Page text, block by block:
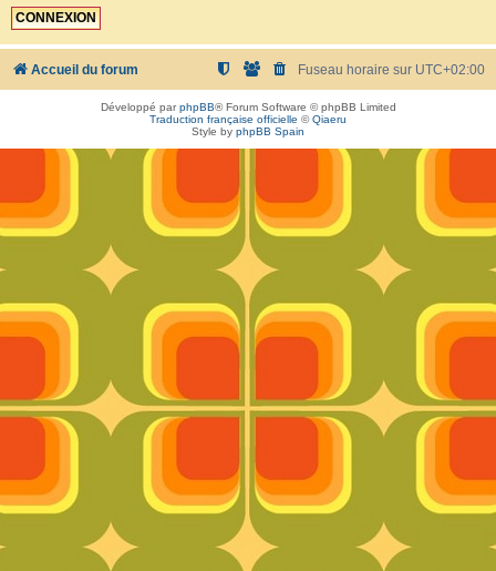
Accueil du forum Fuseau horaire sur UTC+02:00
Développé parphpBB® Forum Software © phpBB Limited
Traduction française officielle ©Qiaeru
Style by phpBB Spain